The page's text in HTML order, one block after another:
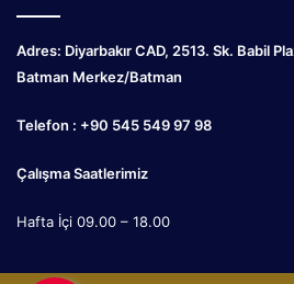
Adres: Diyarbakır CAD, 2513. Sk. Babil
Batman Merkez/Batman
Telefon : +90 545 549 97 98
Çalışma Saatlerimiz
Hafta İçi 09.00 – 18.00